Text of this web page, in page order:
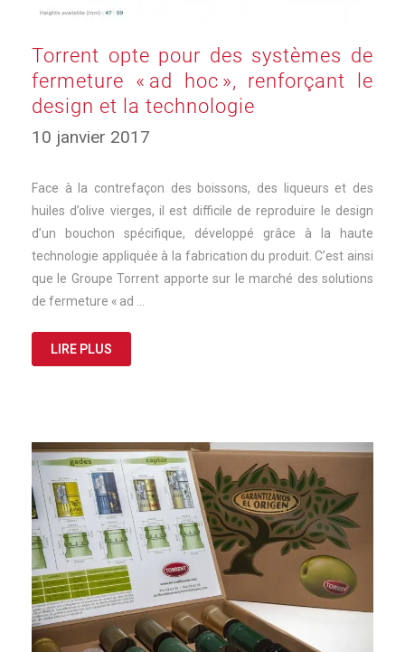
Torrent opte pour des systèmes de
fermeture « ad hoc », renforçant le
design et la technologie
10 janvier 2017
Face à la contrefaçon des boissons, des liqueurs et des
huiles d’olive vierges, il est difficile de reproduire le design
d’un bouchon spécifique, développé grâce à la haute
technologie appliquée à la fabrication du produit. C’est ainsi
que le Groupe Torrent apporte sur le marché des solutions
de fermeture « ad …
LIRE PLUS